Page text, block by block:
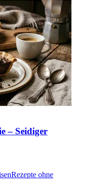
– Seidiger
Rezepte ohne